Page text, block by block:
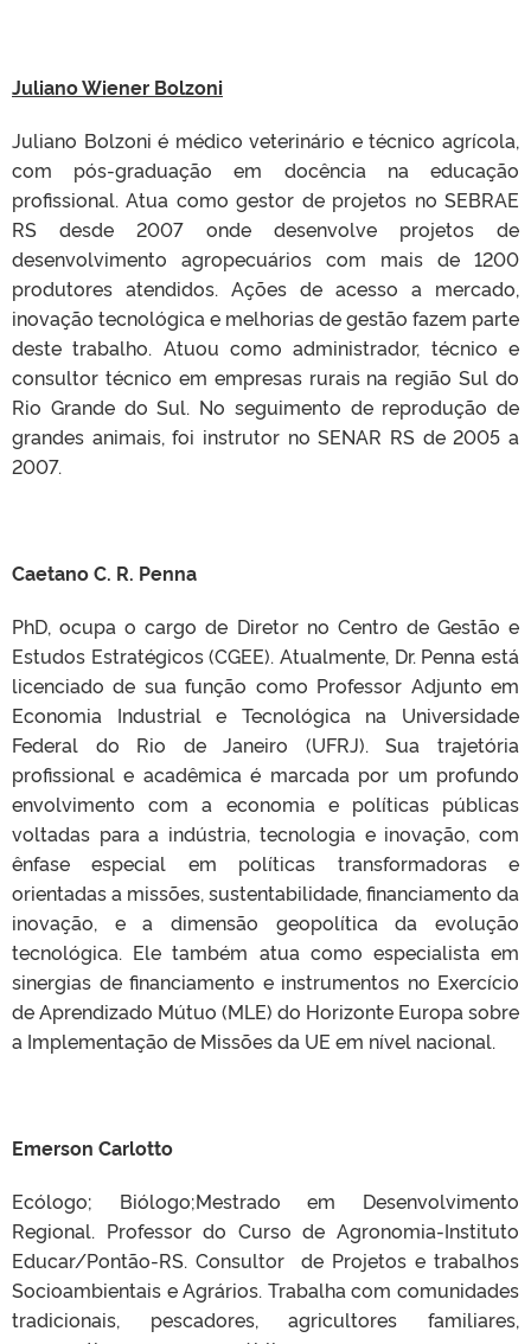
Juliano Wiener Bolzoni
Juliano Bolzoni é médico veterinário e técnico agrícola,
com pós-graduação em docência na educação
profissional. Atua como gestor de projetos no SEBRAE
RS desde 2007 onde desenvolve projetos de
desenvolvimento agropecuários com mais de 1200
produtores atendidos. Ações de acesso a mercado,
inovação tecnológica e melhorias de gestão fazem parte
deste trabalho. Atuou como administrador, técnico e
consultor técnico em empresas rurais na região Sul do
Rio Grande do Sul. No seguimento de reprodução de
grandes animais, foi instrutor no SENAR RS de 2005 a
2007.
Caetano C. R. Penna
PhD, ocupa o cargo de Diretor no Centro de Gestão e
Estudos Estratégicos (CGEE). Atualmente, Dr. Penna está
licenciado de sua função como Professor Adjunto em
Economia Industrial e Tecnológica na Universidade
Federal do Rio de Janeiro (UFRJ). Sua trajetória
profissional e acadêmica é marcada por um profundo
envolvimento com a economia e políticas públicas
voltadas para a indústria, tecnologia e inovação, com
ênfase especial em políticas transformadoras e
orientadas a missões, sustentabilidade, financiamento da
inovação, e a dimensão geopolítica da evolução
tecnológica. Ele também atua como especialista em
sinergias de financiamento e instrumentos no Exercício
de Aprendizado Mútuo (MLE) do Horizonte Europa sobre
a Implementação de Missões da UE em nível nacional.
Emerson Carlotto
Ecólogo; Biólogo;Mestrado em Desenvolvimento
Regional. Professor do Curso de Agronomia-Instituto
Educar/Pontão-RS. Consultor de Projetos e trabalhos
Socioambientais e Agrários. Trabalha com comunidades
tradicionais, pescadores, agricultores familiares,